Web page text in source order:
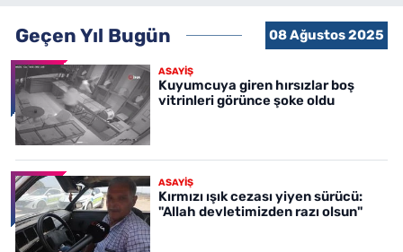
Geçen Yıl Bugün 08 Ağustos 2025
ASAYİŞ
Kuyumcuya giren hırsızlar boş
vitrinleri görünce şoke oldu
ASAYİŞ
Kırmızı ışık cezası yiyen sürücü:
"Allah devletimizden razı olsun"